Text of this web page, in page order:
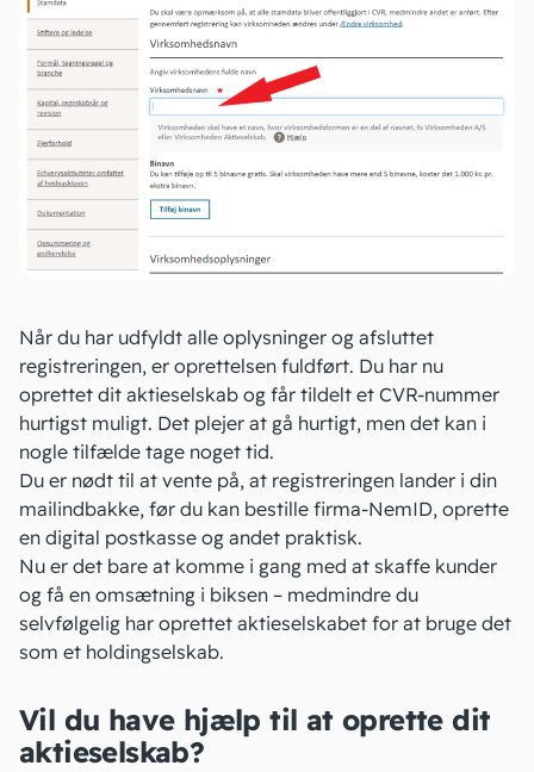
Når du har udfyldt alle oplysninger og afsluttet
registreringen, er oprettelsen fuldført. Du har nu
oprettet dit aktieselskab og får tildelt et CVR-nummer
hurtigst muligt. Det plejer at gå hurtigt, men det kan i
nogle tilfælde tage noget tid.
Du er nødt til at vente på, at registreringen lander i din
mailindbakke, før du kan bestille firma-NemID, oprette
en digital postkasse og andet praktisk.
Nu er det bare at komme i gang med at skaffe kunder
og få en omsætning i biksen – medmindre du
selvfølgelig har oprettet aktieselskabet for at bruge det
som et holdingselskab.
Vil du have hjælp til at oprette dit
aktieselskab?